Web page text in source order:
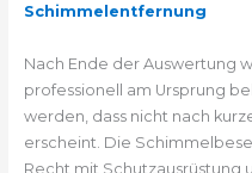
Schimmelentfernung
Nach Ende der Auswertung
professionell am Ursprung
werden, dass nicht nach
erscheint. Die
Recht mit Schutzausrüstung